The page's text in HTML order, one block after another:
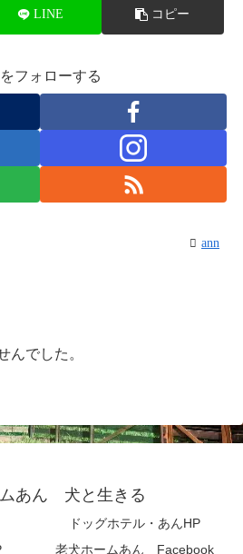
LINE コピー
フォローする
ann
んでした。
あん 犬と生きる
ドッグホテル・あんHP
老犬ホームあん Facebook